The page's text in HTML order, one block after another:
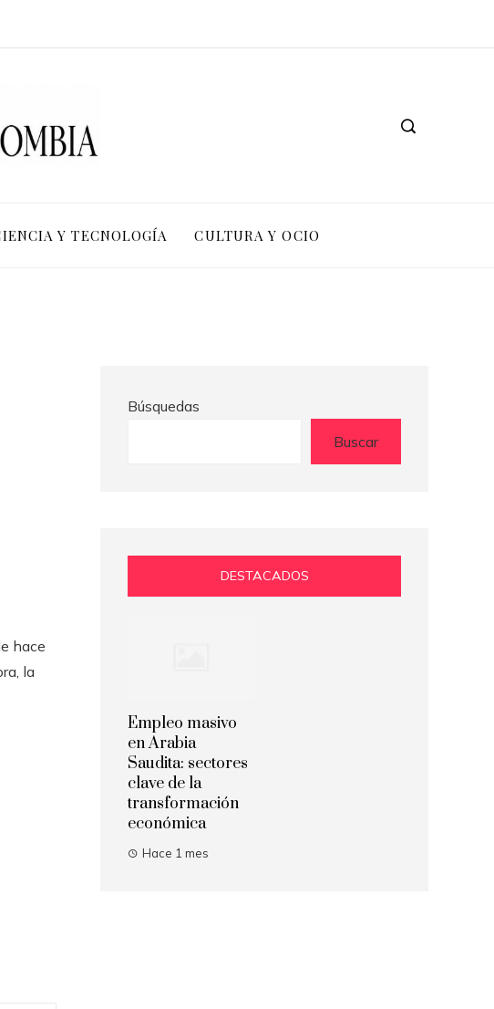
Y TECNOLOGÍA CULTURA Y OCIO
hace
la
Búsquedas
Buscar
DESTACADOS
Empleo masivo
en Arabia
Saudita: sectores
clave de la
transformación
económica
Hace 1 mes